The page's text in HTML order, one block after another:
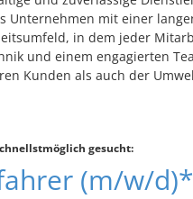
Unternehmen mit einer
in dem jeder
und einem engagierten
Kunden als auch der
gesucht:
(m/w/d)*